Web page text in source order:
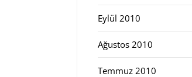
Eylül 2010
Ağustos 2010
Temmuz 2010